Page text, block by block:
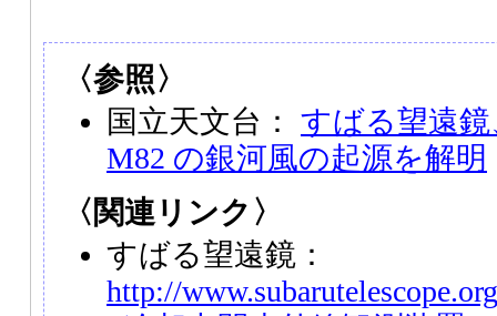
〈参照〉
国立天文台： すばる望遠
M82 の銀河風の起源を解明
〈関連リンク〉
すばる望遠鏡：
http://